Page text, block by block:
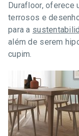
Durafloor, oferece
terrosos e
para a
além de serem
cupim.